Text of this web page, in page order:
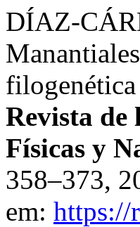
DÍAZ-
Revista de
Físicas y
358–373,
em: https://